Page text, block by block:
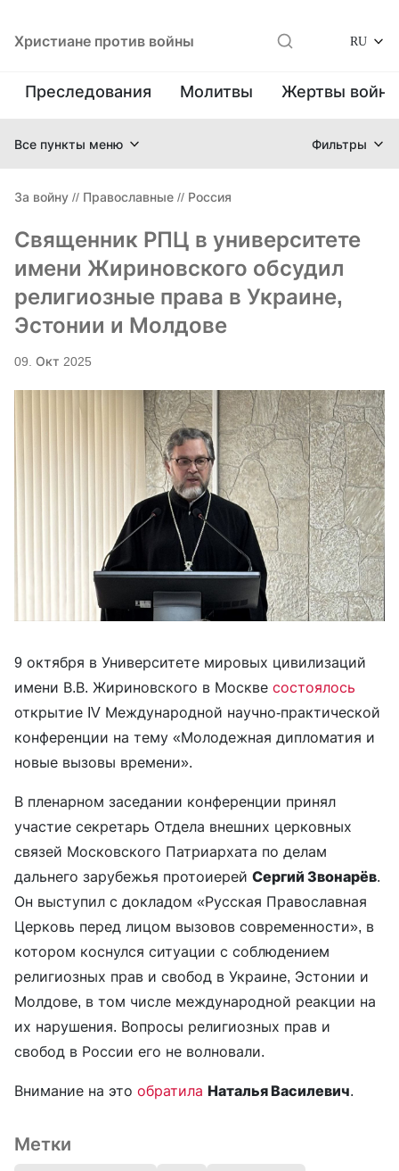
Христиане против войны RU
Преследования Молитвы Жертвы
Все пункты меню Фильтры
За войну // Православные // Россия
Священник РПЦ в университете
имени Жириновского обсудил
религиозные права в Украине,
Эстонии и Молдове
09. Окт 2025
9 октября в Университете мировых цивилизаций
имени В.В. Жириновского в Москве состоялось
открытие IV Международной научно-практической
конференции на тему «Молодежная дипломатия и
новые вызовы времени».
В пленарном заседании конференции принял
участие секретарь Отдела внешних церковных
связей Московского Патриархата по делам
дальнего зарубежья протоиерей Сергий Звонарёв.
Он выступил с докладом «Русская Православная
Церковь перед лицом вызовов современности», в
котором коснулся ситуации с соблюдением
религиозных прав и свобод в Украине, Эстонии и
Молдове, в том числе международной реакции на
их нарушения. Вопросы религиозных прав и
свобод в России его не волновали.
Внимание на это обратила Наталья Василевич.
Метки